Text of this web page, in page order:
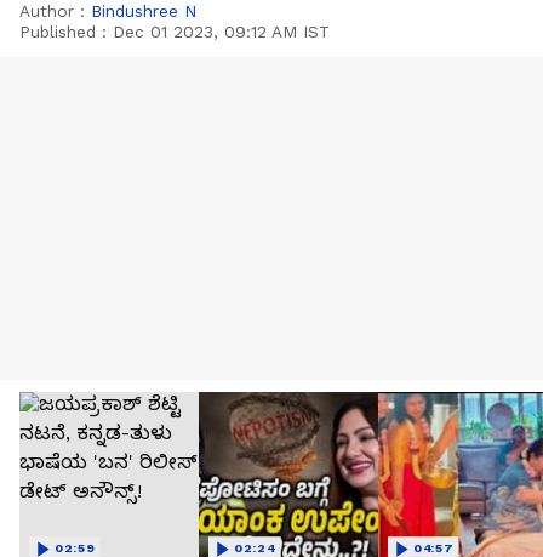
Author : Bindushree N
Published : Dec 01 2023, 09:12 AM IST
02:59 02:24 04:57